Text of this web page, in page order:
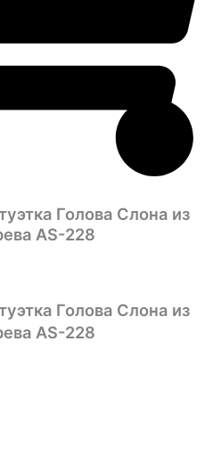
Голова Слона из
AS-228
Голова Слона из
AS-228